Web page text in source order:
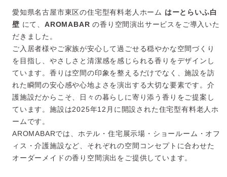
愛知県名古屋市東区の住宅型有料老人ホーム はーとらいふ白
壁 にて、AROMABAR の香り空間演出サービスをご導入いた
だきました。
ご入居者様やご家族が安心して過ごせる穏やかな空間づくり
を目指し、やさしさと清潔感を感じられる香りをデザインし
ています。香りは空間の印象を整えるだけでなく、施設を訪
れた瞬間の安心感や心地よさを演出する大切な要素です。介
護施設だからこそ、日々の暮らしに寄り添う香りをご提案し
ています。施設は2025年12月に開設された住宅型有料老人ホ
ームです。
AROMABARでは、ホテル・住宅展示場・ショールーム・オフ
ィス・介護施設など、それぞれの空間コンセプトに合わせた
オーダーメイドの香り空間演出をご提供しています。